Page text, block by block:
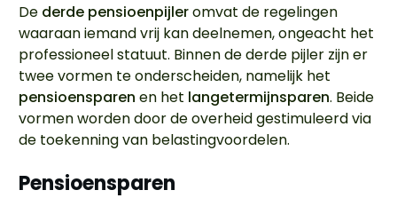
De derde pensioenpijleromvat de regelingen
waaraan iemand vrij kan deelnemen, ongeacht het
professioneel statuut. Binnen de derde pijler zijn er
twee vormen te onderscheiden, namelijk het
pensioensparen en het langetermijnsparen. Beide
vormen worden door de overheid gestimuleerd via
de toekenning van belastingvoordelen.
Pensioensparen